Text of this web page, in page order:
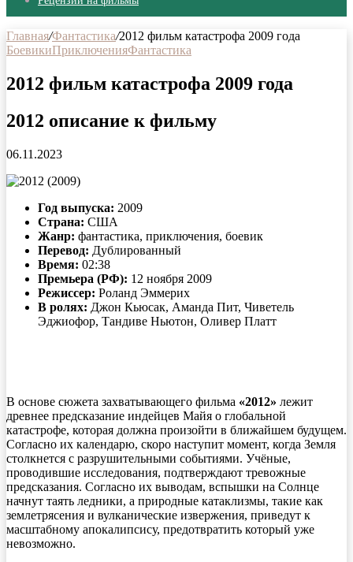
Главная/Фантастика/2012 фильм катастрофа 2009 года
БоевикиПриключенияФантастика
2012 фильм катастрофа 2009 года
2012 описание к фильму
06.11.2023
Год выпуска: 2009
Страна: США
Жанр: фантастика, приключения, боевик
Перевод: Дублированный
Время: 02:38
Премьера (РФ): 12 ноября 2009
Режиссер: Роланд Эммерих
В ролях: Джон Кьюсак, Аманда Пит, Чиветель
Эджиофор, Тандиве Ньютон, Оливер Платт
В основе сюжета захватывающего фильма «2012» лежит
древнее предсказание индейцев Майя о глобальной
катастрофе, которая должна произойти в ближайшем будущем.
Согласно их календарю, скоро наступит момент, когда Земля
столкнется с разрушительными событиями. Учёные,
проводившие исследования, подтверждают тревожные
предсказания. Согласно их выводам, вспышки на Солнце
начнут таять ледники, а природные катаклизмы, такие как
землетрясения и вулканические извержения, приведут к
масштабному апокалипсису, предотвратить который уже
невозможно.